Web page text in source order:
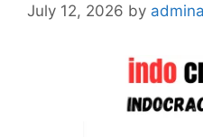
July 12, 2026 by